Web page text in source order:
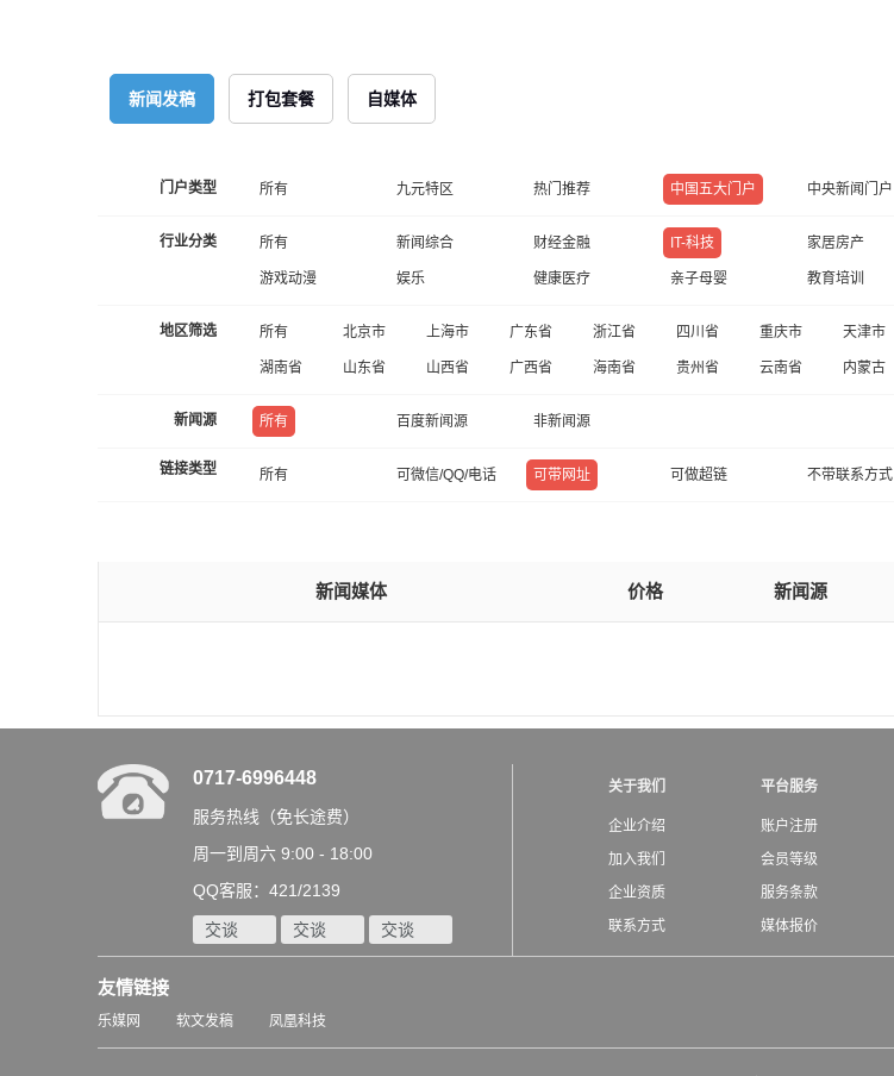
新闻发稿 打包套餐 自媒体
门户类型 所有 九元特区 热门推荐 中国五大门户 中央新闻门户
行业分类 所有 新闻综合 财经金融 IT-科技 家居房产
游戏动漫 娱乐 健康医疗 亲子母婴 教育培训
地区筛选 所有 北京市 上海市 广东省 浙江省 四川省 重庆市 天津市
湖南省 山东省 山西省 广西省 海南省 贵州省 云南省 内蒙古
新闻源 所有 百度新闻源 非新闻源
链接类型 所有 可微信/QQ/电话 可带网址 可做超链 不带联系方式
新闻媒体 价格 新闻源
0717-6996448
服务热线（免长途费）
周一到周六 9:00 - 18:00
QQ客服：421/2139
交谈 交谈 交谈
关于我们
企业介绍
加入我们
企业资质
联系方式
平台服务
账户注册
会员等级
服务条款
媒体报价
友情链接
乐媒网 软文发稿 凤凰科技